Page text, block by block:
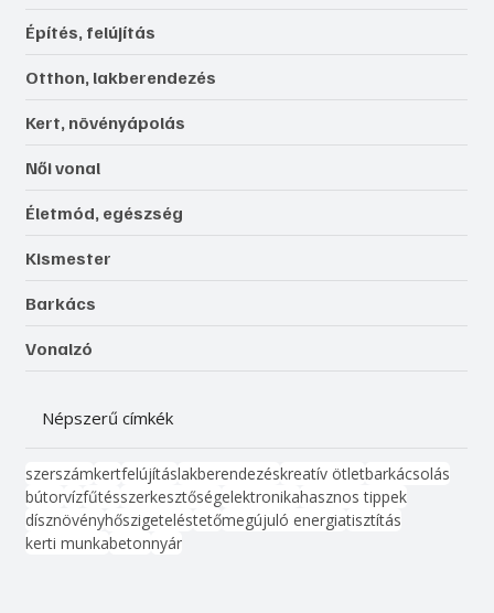
Építés, felújítás
Otthon, lakberendezés
Kert, növényápolás
Női vonal
Életmód, egészség
Kismester
Barkács
Vonalzó
Népszerű címkék
szerszámkertfelújításlakberendezéskreatív ötletbarkácsolás
bútorvízfűtésszerkesztőségelektronikahasznos tippek
dísznövényhőszigeteléstetőmegújuló energiatisztítás
kerti munkabetonnyár